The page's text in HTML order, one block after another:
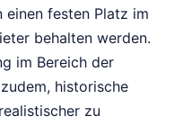
festen Platz im
behalten werden.
im Bereich der
historische
zu